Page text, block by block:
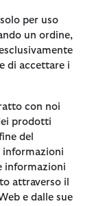
per uso
un ordine,
di accettare i
con noi
prodotti
del
informazioni
informazioni
attraverso il
e dalle sue